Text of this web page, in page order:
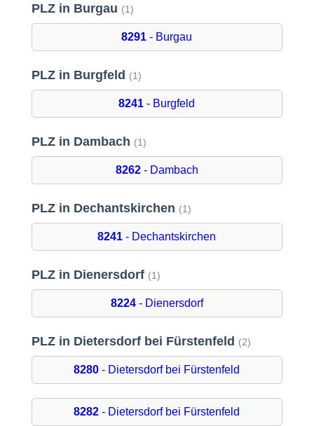
PLZ in Burgau (1)
8291 - Burgau
PLZ in Burgfeld (1)
8241 - Burgfeld
PLZ in Dambach (1)
8262- Dambach
PLZ in Dechantskirchen (1)
8241 - Dechantskirchen
PLZ in Dienersdorf (1)
8224- Dienersdorf
PLZ in Dietersdorf bei Fürstenfeld (2)
8280 - Dietersdorf bei Fürstenfeld
8282 - Dietersdorf bei Fürstenfeld